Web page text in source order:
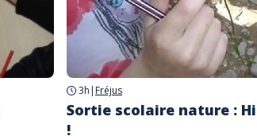
3h | Fréjus
Sortie scolaire nature :
!